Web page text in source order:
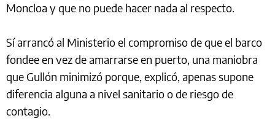
Moncloa y que no puede hacer nada al respecto.
Sí arrancó al Ministerio el compromiso de que el barco
fondee en vez de amarrarse en puerto, una maniobra
que Gullón minimizó porque, explicó, apenas supone
diferencia alguna a nivel sanitario o de riesgo de
contagio.